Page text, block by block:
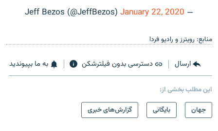
— Jeff Bezos (@JeffBezos)
January 22, 2020
منابع: رویترز و رادیو فردا
ارسال دسترسی بدون فیلترشکن به ما بپیوندید
این مطلب بخشی از:
جهان
بایگانی گزارش‌های خبری